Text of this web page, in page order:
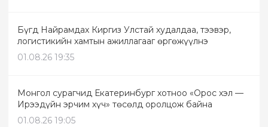
Бүгд Найрамдах Киргиз Улстай худалдаа, тээвэр,
логистикийн хамтын ажиллагааг өргөжүүлнэ
01.08.26 19:35
Монгол сурагчид Екатеринбург хотноо «Орос хэл —
Ирээдүйн эрчим хүч» төсөлд оролцож байна
01.08.26 19:05